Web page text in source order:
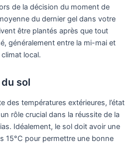
de la décision du moment de
du dernier gel dans votre
être plantés après que tout
généralement entre la mi-mai et
local.
sol
des températures extérieures, l’état
rôle crucial dans la réussite de la
Idéalement, le sol doit avoir une
15°C pour permettre une bonne